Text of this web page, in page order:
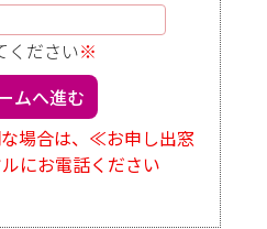
ください※
ムへ進む
場合は、≪お申し出窓
にお電話ください